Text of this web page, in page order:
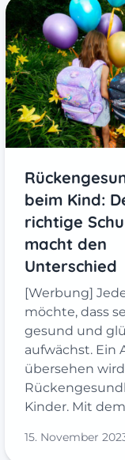
beim Kind:
richtige
macht den
Unterschied
[Werbung]
möchte, dass
gesund und
aufwächst. Ein
übersehen
Kinder. Mit
15. November